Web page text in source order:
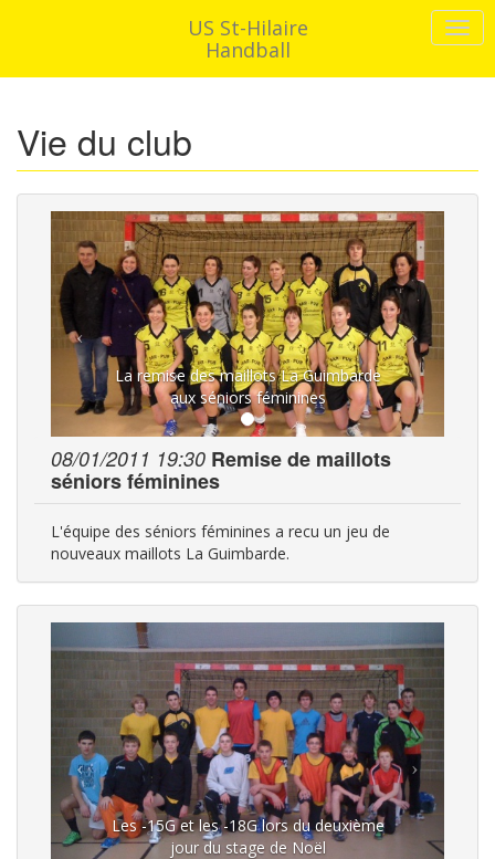
US St-Hilaire
Handball
Vie du club
La remise des maillots La Guimbarde
aux séniors féminines
08/01/2011 19:30 Remise de maillots
séniors féminines
L'équipe des séniors féminines a recu un jeu de
nouveaux maillots La Guimbarde.
Les -15G et les -18G lors du deuxième
jour du stage de Noël